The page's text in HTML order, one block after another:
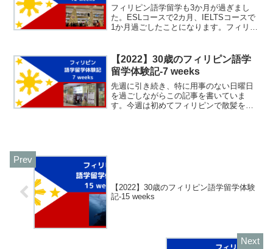
フィリピン語学留学も3か月が過ぎまし
た。ESLコースで2カ月、IELTSコースで
1か月過ごしたことになります。フィリピ
いをすることがほとんどです。今週はク
リスマスという...
【2022】30歳のフィリピン語学
留学体験記-7 weeks
先週に引き続き、特に用事のない日曜日
を過ごしながらこの記事を書いていま
す。今週は初めてフィリピンで散髪をし
【2022】30歳のフィリピン語学留学体験
記-15 weeks